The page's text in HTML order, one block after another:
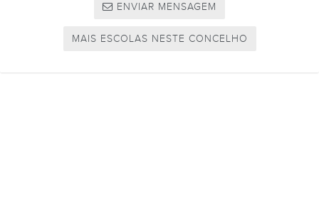
ENVIAR MENSAGEM
MAIS ESCOLAS NESTE CONCELHO